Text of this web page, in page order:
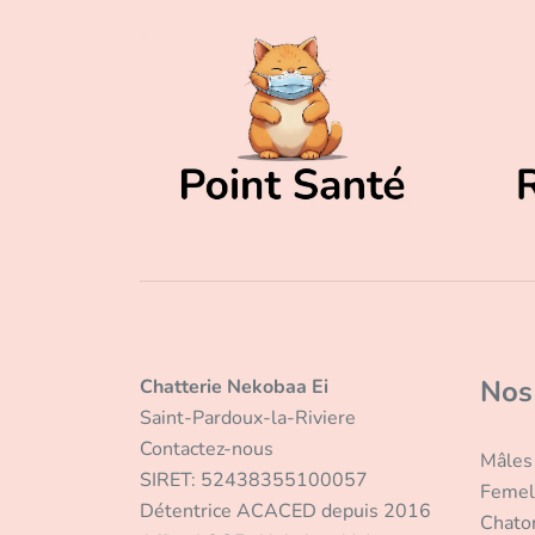
Chatterie Nekobaa Ei
Saint-Pardoux-la-Riviere
Contactez-nous
SIRET: 52438355100057
Détentrice ACACED depuis 2016
Mâles